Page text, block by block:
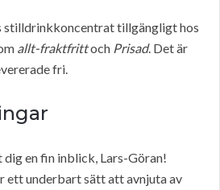
stilldrinkkoncentrat tillgängligt hos
allt-fraktfrittoch Prisad. Det är
fri.
en fin inblick, Lars-Göran!
ett underbart sätt att avnjuta av